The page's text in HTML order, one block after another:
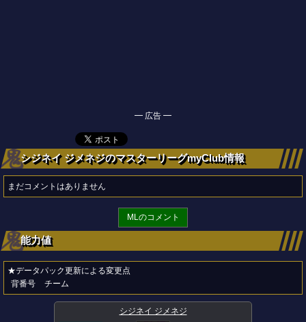
━ 広告 ━
シジネイ ジメネジのマスターリーグmyClub情報
まだコメントはありません
MLのコメント
能力値
★データパック更新による変更点
背番号
チーム
シジネイ ジメネジ